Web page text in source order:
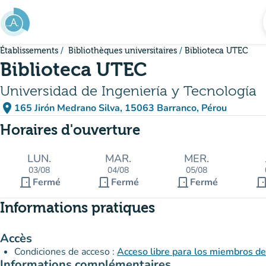
Aller au contenu principal
Établissements Bibliothèques universitaires Biblioteca UTEC
Biblioteca UTEC
Universidad de Ingeniería y Tecnología
place 165 Jirón Medrano Silva, 15063 Barranco, Pérou
(ouvrir dans Google Maps)
(nouvel onglet)
Horaires d'ouverture
LUN.
03/08
door_front Fermé
MAR.
04/08
door_front Fermé
MER.
05/08
door_front Fermé door_front
Informations pratiques
Accès
Condiciones de acceso : Acceso libre para los miembros